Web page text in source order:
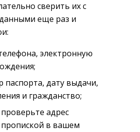
сверить их с
еще раз и
электронную
дату выдачи,
и гражданство;
адрес
пропиской в вашем